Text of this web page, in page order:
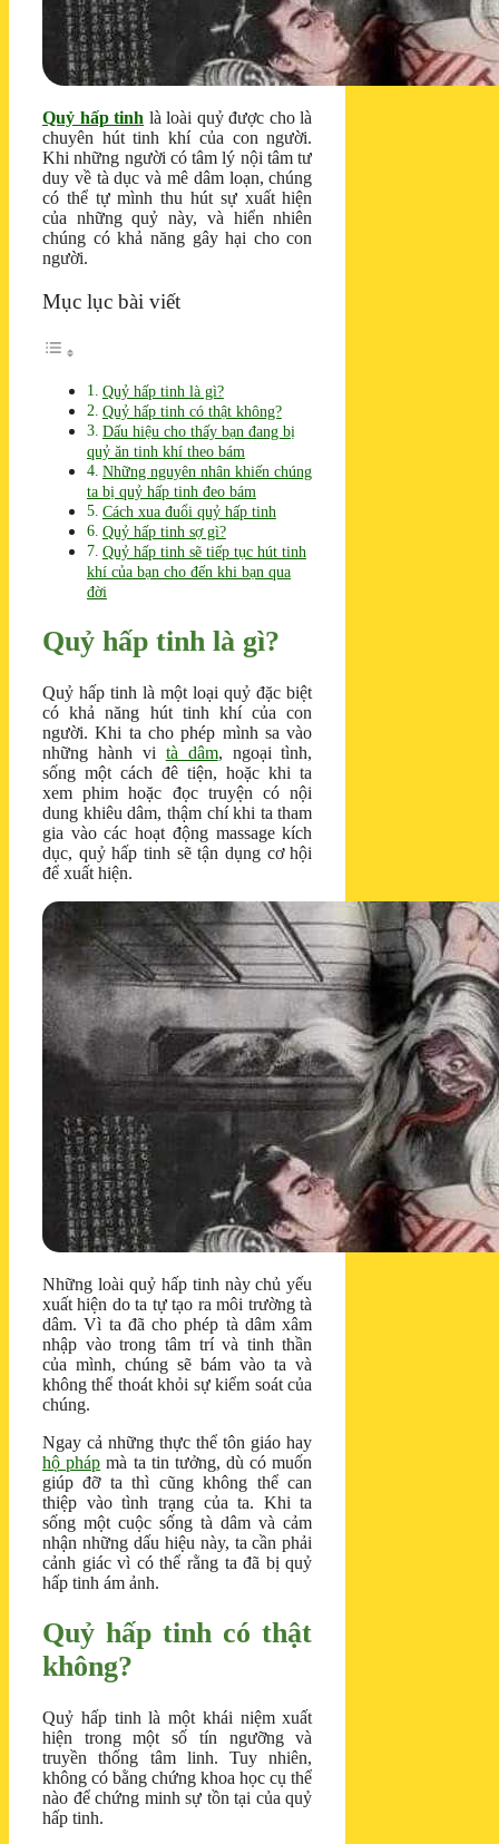
Quỷ hấp tinh là loài quỷ được cho là
chuyên hút tinh khí của con người.
Khi những người có tâm lý nội tâm tư
duy về tà dục và mê dâm loạn, chúng
có thể tự mình thu hút sự xuất hiện
của những quỷ này, và hiển nhiên
chúng có khả năng gây hại cho con
người.
Mục lục bài viết
Quỷ hấp tinh là gì?
Quỷ hấp tinh có thật không?
Dấu hiệu cho thấy bạn đang bị
quỷ ăn tinh khí theo bám
Những nguyên nhân khiến chúng
ta bị quỷ hấp tinh đeo bám
Cách xua đuổi quỷ hấp tinh
Quỷ hấp tinh sợ gì?
Quỷ hấp tinh sẽ tiếp tục hút tinh
khí của bạn cho đến khi bạn qua
đời
Quỷ hấp tinh là gì?
Quỷ hấp tinh là một loại quỷ đặc biệt
có khả năng hút tinh khí của con
người. Khi ta cho phép mình sa vào
những hành vi tà dâm, ngoại tình,
sống một cách đê tiện, hoặc khi ta
xem phim hoặc đọc truyện có nội
dung khiêu dâm, thậm chí khi ta tham
gia vào các hoạt động massage kích
dục, quỷ hấp tinh sẽ tận dụng cơ hội
để xuất hiện.
Những loài quỷ hấp tinh này chủ yếu
xuất hiện do ta tự tạo ra môi trường tà
dâm. Vì ta đã cho phép tà dâm xâm
nhập vào trong tâm trí và tinh thần
của mình, chúng sẽ bám vào ta và
không thể thoát khỏi sự kiểm soát của
chúng.
Ngay cả những thực thể tôn giáo hay
hộ pháp mà ta tin tưởng, dù có muốn
giúp đỡ ta thì cũng không thể can
thiệp vào tình trạng của ta. Khi ta
sống một cuộc sống tà dâm và cảm
nhận những dấu hiệu này, ta cần phải
cảnh giác vì có thể rằng ta đã bị quỷ
hấp tinh ám ảnh.
Quỷ hấp tinh có thật
không?
Quỷ hấp tinh là một khái niệm xuất
hiện trong một số tín ngưỡng và
truyền thống tâm linh. Tuy nhiên,
không có bằng chứng khoa học cụ thể
nào để chứng minh sự tồn tại của quỷ
hấp tinh.